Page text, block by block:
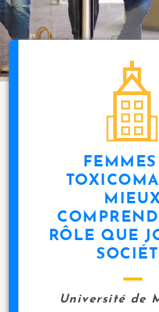
i
p
a
l
FEMMES
RÔLE QUE
Université de